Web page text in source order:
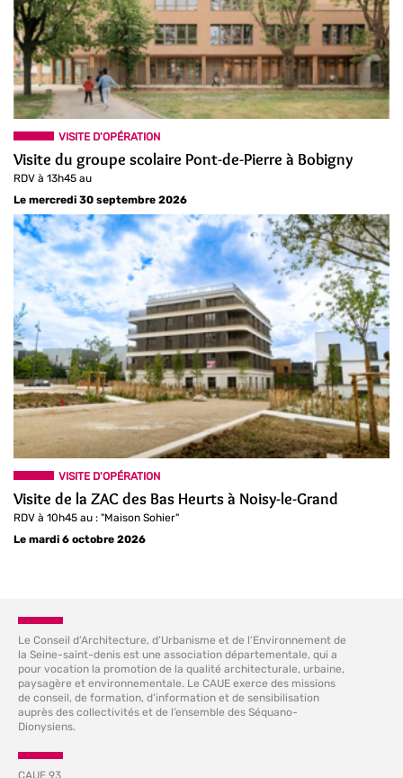
VISITE D'OPÉRATION
Visite du groupe scolaire Pont-de-Pierre à Bobigny
RDV à 13h45 au
Le mercredi 30 septembre 2026
VISITE D'OPÉRATION
Visite de la ZAC des Bas Heurts à Noisy-le-Grand
RDV à 10h45 au : "Maison Sohier"
Le mardi 6 octobre 2026
Le Conseil d’Architecture, d’Urbanisme et de l’Environnement de
la Seine-saint-denis est une association départementale, qui a
pour vocation la promotion de la qualité architecturale, urbaine,
paysagère et environnementale. Le CAUE exerce des missions
de conseil, de formation, d'information et de sensibilisation
auprès des collectivités et de l’ensemble des Séquano-
Dionysiens.
CAUE 93